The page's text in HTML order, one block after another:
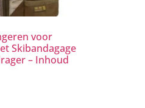
voor
Skibandagage
– Inhoud